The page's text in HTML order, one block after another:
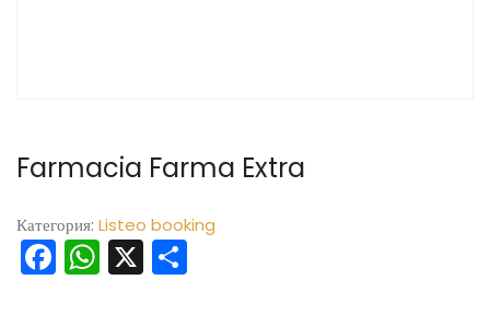
Farmacia Farma Extra
Категория: Listeo booking
Facebook
WhatsApp
X